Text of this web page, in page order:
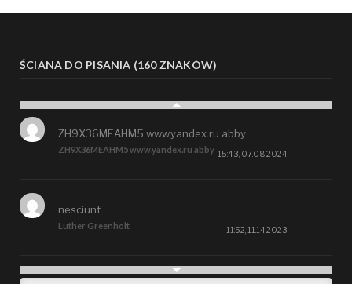
ŚCIANA DO PISANIA (160 ZNAKÓW)
ZH9X36MEAHM5 www.yandex.ru abby
ZH9X36MEAHM5 www.yandex.ru abby
15:43, 07.08.2024
Luther Greenholt
nesciunt
11:52, 11.14.2023